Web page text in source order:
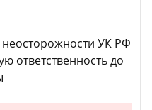
УК РФ
ответственность до